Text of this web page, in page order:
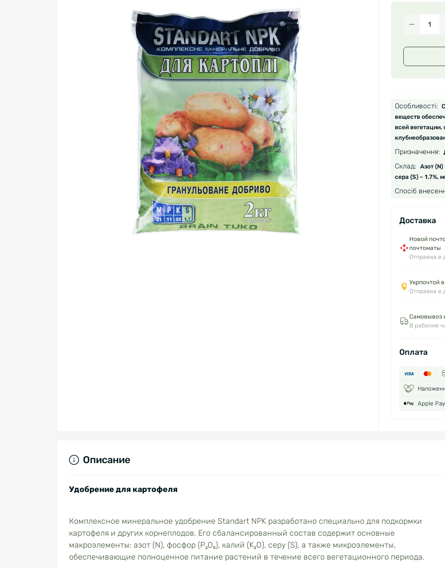
Особливості:
веществ
всей
Призначення:
Склад:
Азот (N)
сера (S) – 1.7%,
Спосіб
Доставка
Новой
почтоматы
Отправка в
Укрпочтой
Отправка в
Самовывоз
В рабочие
Оплата
Apple Pay
Описание
Удобрение для картофеля
Комплексное минеральное удобрение Standart NPK разработано специально для подкормки
картофеля и других корнеплодов. Его сбалансированный состав содержит основные
макроэлементы: азот (N), фосфор (P₂O₅), калий (K₂O), серу (S), а также микроэлементы,
обеспечивающие полноценное питание растений в течение всего вегетационного периода.